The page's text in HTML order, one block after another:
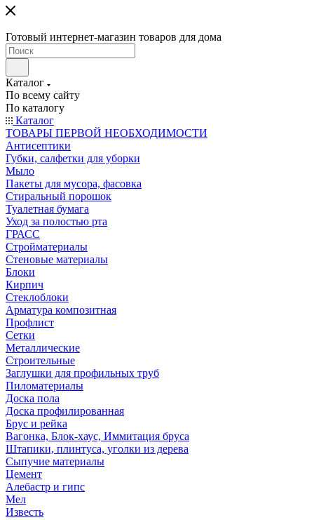
Готовый интернет-магазин товаров для дома
Каталог
По всему сайту
По каталогу
Каталог
ТОВАРЫ ПЕРВОЙ НЕОБХОДИМОСТИ
Антисептики
Губки, салфетки для уборки
Мыло
Пакеты для мусора, фасовка
Стиральный порошок
Туалетная бумага
Уход за полостью рта
ГРАСС
Стройматериалы
Стеновые материалы
Блоки
Кирпич
Стеклоблоки
Арматура композитная
Профлист
Сетки
Металлические
Строительные
Заглушки для профильных труб
Пиломатериалы
Доска пола
Доска профилированная
Брус и рейка
Вагонка, Блок-хаус, Иммитация бруса
Штапики, плинтуса, уголки из дерева
Сыпучие материалы
Цемент
Алебастр и гипс
Мел
Известь